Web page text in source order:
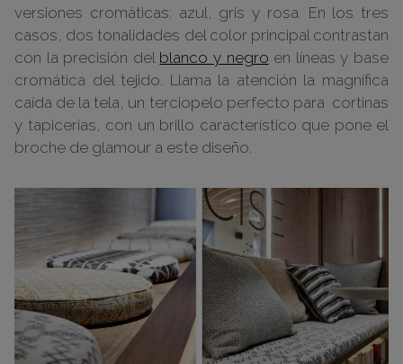
versiones cromáticas: azul, gris y rosa. En los tres
casos, dos tonalidades del color principal contrastan
con la precisión del blanco y negro en líneas y base
cromática del tejido. Llama la atención la magnífica
caída de la tela, un terciopelo perfecto para cortinas
y tapicerías, con un brillo característico que pone el
broche de glamour a este diseño.